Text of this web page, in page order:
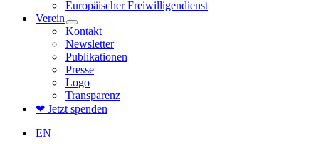
Europäischer Freiwilligendienst
Verein
Kontakt
Newsletter
Publikationen
Presse
Logo
Transparenz
❤ Jetzt spenden
EN